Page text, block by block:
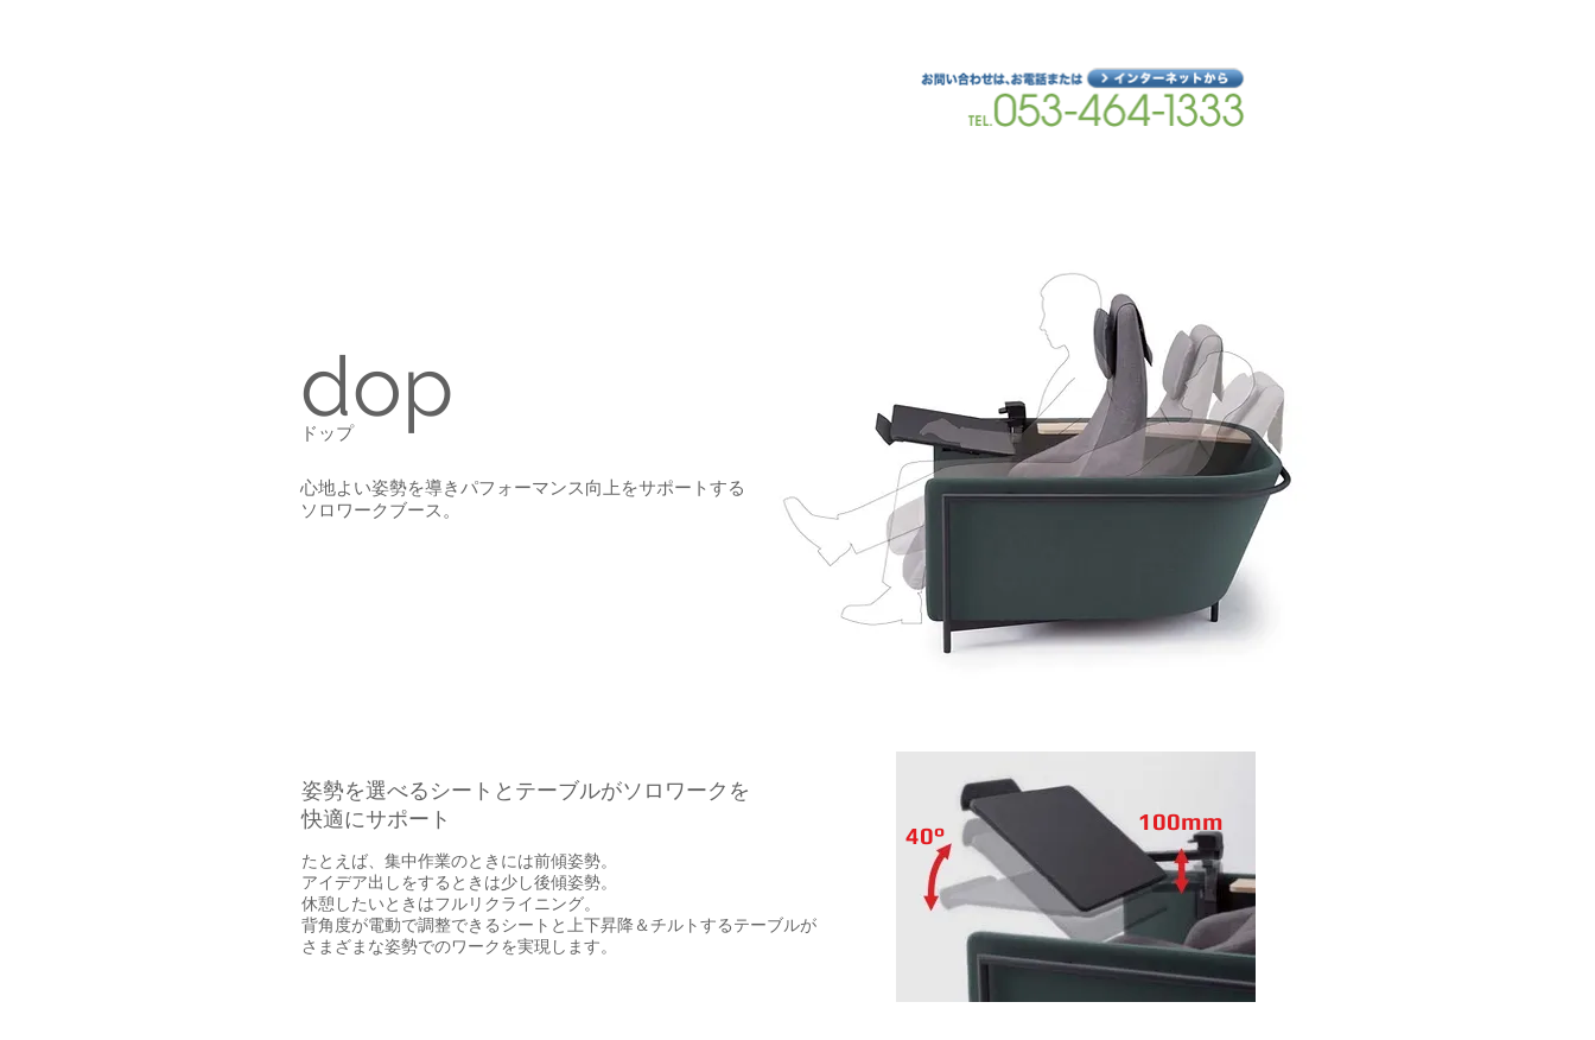
dop
ドップ
​心地よい姿勢を導きパフォーマンス向上をサポートする
ソロワークブース。
​姿勢を選べるシートとテーブルがソロワークを
快適にサポート
たとえば、集中作業のときには前傾姿勢。
アイデア出しをするときは少し後傾姿勢。
休憩したいときはフルリクライニング。
背角度が電動で調整できるシートと上下昇降＆チルトするテーブルが
​さまざまな姿勢でのワークを実現します。
40°
100mm